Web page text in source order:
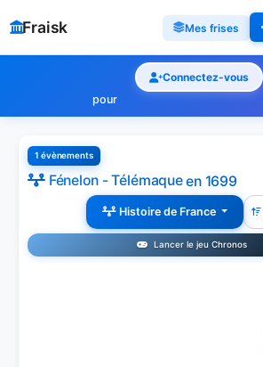
Fraisk Mes frises
Connectez-vous
pour
1 évènements
Fénelon - Télémaqueen 1699
Histoire de France
Lancer le jeu Chronos